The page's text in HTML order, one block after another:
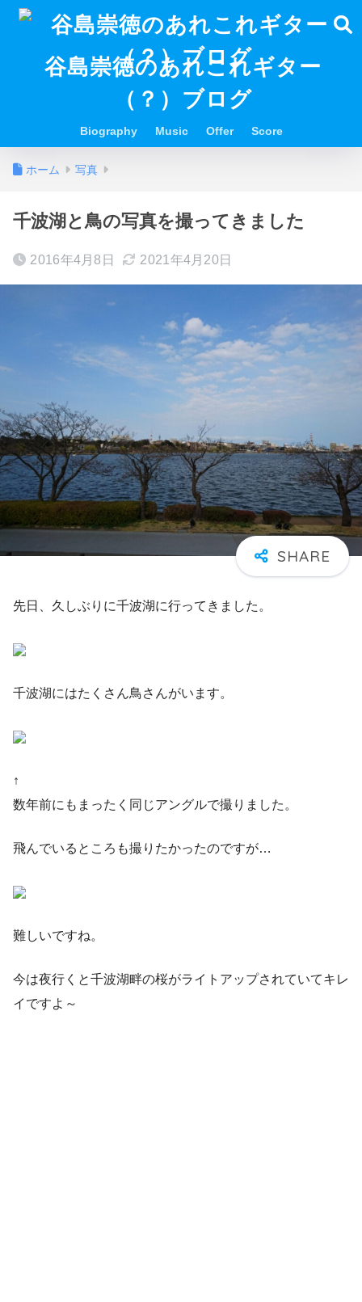
谷島崇徳のあれこれギター
（？）ブログ
Biography Music Offer Score
ホーム 写真
千波湖と鳥の写真を撮ってきました
2016年4月8日 2021年4月20日
先日、久しぶりに千波湖に行ってきました。
千波湖にはたくさん鳥さんがいます。
↑
数年前にもまったく同じアングルで撮りました。
飛んでいるところも撮りたかったのですが…
難しいですね。
今は夜行くと千波湖畔の桜がライトアップされていてキレ
イですよ～